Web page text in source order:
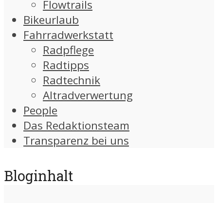
Flowtrails
Bikeurlaub
Fahrradwerkstatt
Radpflege
Radtipps
Radtechnik
Altradverwertung
People
Das Redaktionsteam
Transparenz bei uns
Bloginhalt